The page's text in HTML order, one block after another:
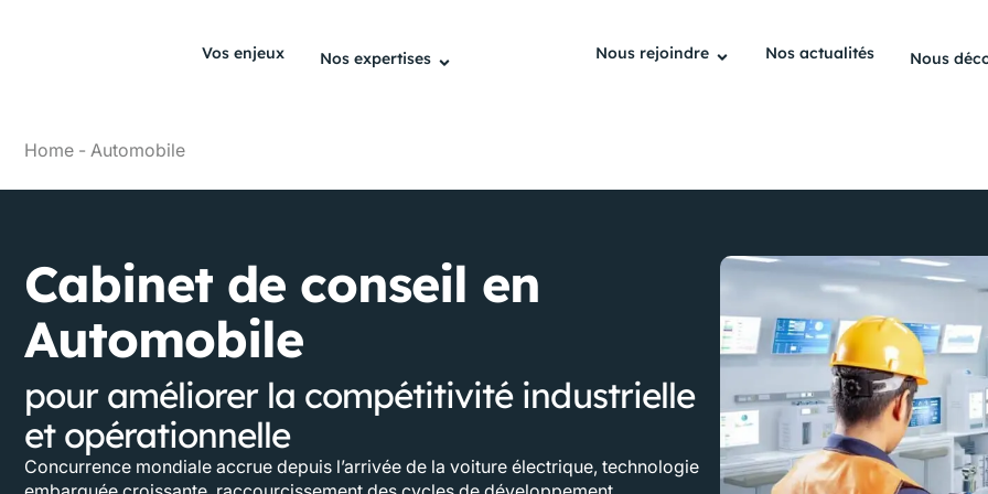
Vos enjeux Nos expertises Nous rejoindre Nos actualités Nous
Home - Automobile
Cabinet de conseil en
Automobile
pour améliorer la compétitivité industrielle
et opérationnelle
Concurrence mondiale accrue depuis l’arrivée de la voiture électrique, technologie